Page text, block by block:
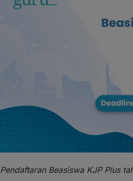
Pendaftaran Beasiswa KJP Plus